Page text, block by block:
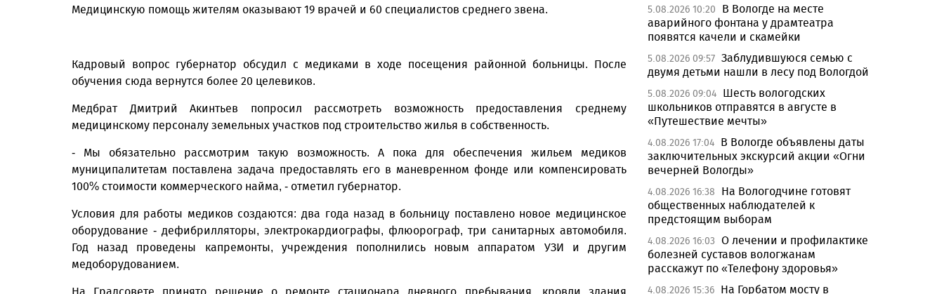
Медицинскую помощь жителям оказывают 19 врачей и 60 специалистов среднего звена.
Кадровый вопрос губернатор обсудил с медиками в ходе посещения районной больницы. После
обучения сюда вернутся более 20 целевиков.
Медбрат Дмитрий Акинтьев попросил рассмотреть возможность предоставления среднему
медицинскому персоналу земельных участков под строительство жилья в собственность.
- Мы обязательно рассмотрим такую возможность. А пока для обеспечения жильем медиков
муниципалитетам поставлена задача предоставлять его в маневренном фонде или компенсировать
100% стоимости коммерческого найма, - отметил губернатор.
Условия для работы медиков создаются: два года назад в больницу поставлено новое медицинское
оборудование - дефибрилляторы, электрокардиографы, флюорограф, три санитарных автомобиля.
Год назад проведены капремонты, учреждения пополнились новым аппаратом УЗИ и другим
медоборудованием.
5.08.2026 10:20
В Вологде на месте
аварийного фонтана у драмтеатра
появятся качели и скамейки
5.08.2026 09:57 Заблудившуюся семью с
двумя детьми нашли в лесу под Вологдой
5.08.2026 09:04 Шесть вологодских
школьников отправятся в августе в
«Путешествие мечты»
4.08.2026 17:04 В Вологде объявлены даты
заключительных экскурсий акции «Огни
вечерней Вологды»
4.08.2026 16:38
На Вологодчине готовят
общественных наблюдателей к
предстоящим выборам
4.08.2026 16:03 О лечении и профилактике
болезней суставов вологжанам
расскажут по «Телефону здоровья»
4.08.2026 15:36 На Горбатом мосту в